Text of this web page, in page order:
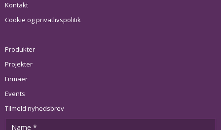
Kontakt
Cookie og privatlivspolitik
Produkter
Projekter
Firmaer
Events
Tilmeld nyhedsbrev